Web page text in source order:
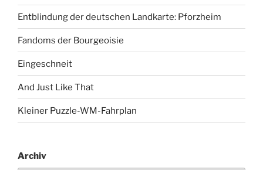
Entblindung der deutschen Landkarte: Pforzheim
Fandoms der Bourgeoisie
Eingeschneit
And Just Like That
Kleiner Puzzle-WM-Fahrplan
Archiv